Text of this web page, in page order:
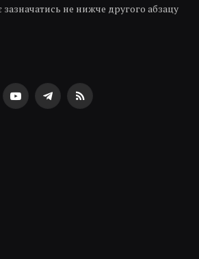
не нижче другого абзацу
YouTubeTelegramRSS